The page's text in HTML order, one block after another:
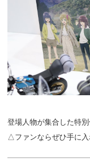
登場人物が集合した特
△ファンならぜひ手に入